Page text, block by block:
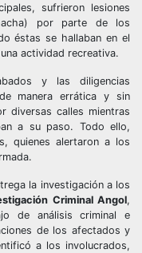
sufrieron lesiones
por parte de los
éstas se hallaban en el
actividad recreativa.
y las diligencias
manera errática y sin
diversas calles mientras
a su paso. Todo ello,
quienes alertaron a los
la investigación a los
Criminal Angol,
de análisis criminal e
de los afectados y
a los involucrados,